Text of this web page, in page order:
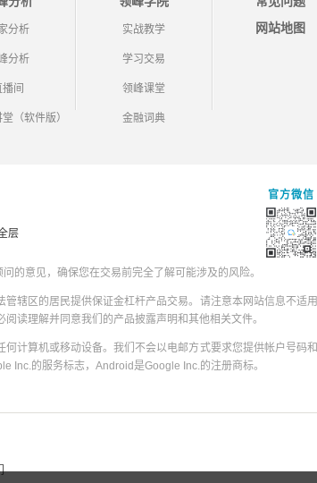
分析
分析
播间
（软件版）
实战教学
学习交易
领峰课堂
金融词典
网站地图
层
官方微信
的意见，确保您在交易前完全了解可能涉及的风险。
辖区的居民提供保证金杠杆产品交易。请注意本网站信息不适用
读理解并同意我们的产品披露声明和其他相关文件。
计算机或移动设备。我们不会以电邮方式要求您提供帐户号码和
Inc.的服务标志，Android是Google Inc.的注册商标。